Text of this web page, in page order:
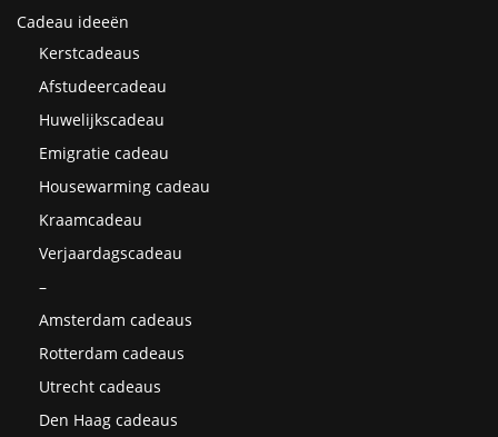
Cadeau ideeën
Kerstcadeaus
Afstudeercadeau
Huwelijkscadeau
Emigratie cadeau
Housewarming cadeau
Kraamcadeau
Verjaardagscadeau
–
Amsterdam cadeaus
Rotterdam cadeaus
Utrecht cadeaus
Den Haag cadeaus